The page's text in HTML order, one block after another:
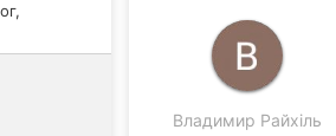
Владимир Райхіль